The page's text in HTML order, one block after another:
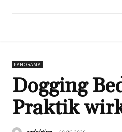
PANORAMA
Dogging
Praktik